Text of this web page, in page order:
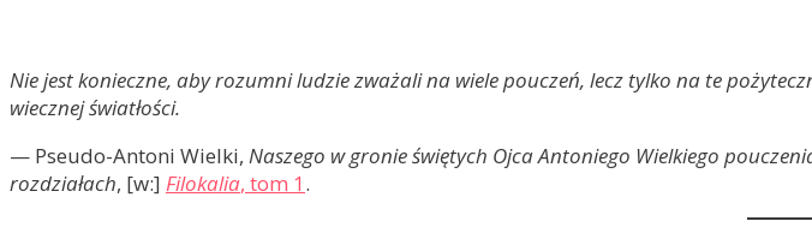
Nie jest konieczne, aby rozumni ludzie zważali na wiele pouczeń, lecz tylko na te
wiecznej światłości.
— Pseudo-Antoni Wielki, Naszego w gronie świętych Ojca Antoniego Wielkiego
rozdziałach, [w:] Filokalia, tom 1 .